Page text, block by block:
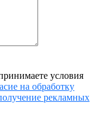
условия
на обработку
рекламных